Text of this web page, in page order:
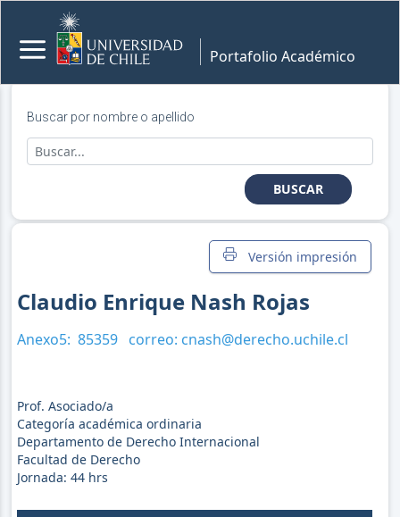
Portafolio Académico
Buscar por nombre o apellido
BUSCAR
Versión impresión
Claudio Enrique Nash Rojas
Anexo5: 85359 correo: cnash@derecho.uchile.cl
Prof. Asociado/a
Categoría académica ordinaria
Departamento de Derecho Internacional
Facultad de Derecho
Jornada: 44hrs